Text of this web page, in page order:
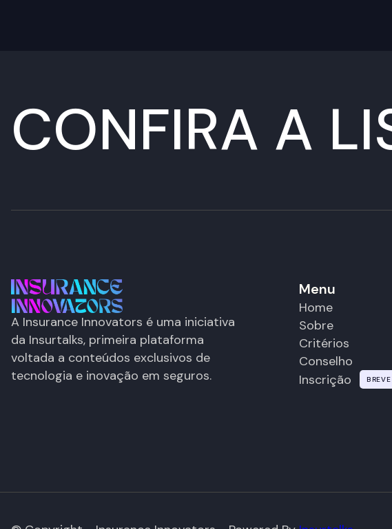
CONFIRA A
A Insurance Innovators é uma iniciativa
da Insurtalks, primeira plataforma
voltada a conteúdos exclusivos de
tecnologia e inovação em seguros.
Menu
Home
Sobre
Critérios
Conselho
Inscrição
BREVE